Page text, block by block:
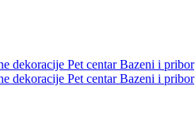
dekoracije Pet centarBazeni i pribor
dekoracije Pet centarBazeni i pribor